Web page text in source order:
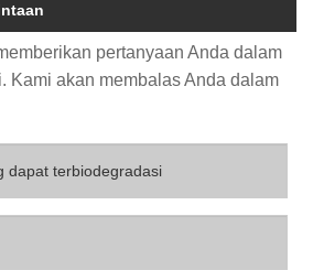
pertanyaan Anda dalam
Kami akan membalas Anda dalam